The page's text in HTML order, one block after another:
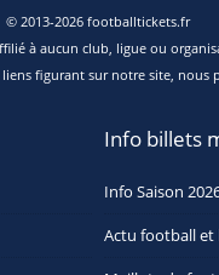
© 2013-2026 footballtickets.fr
à aucun club, ligue ou
figurant sur notre site,
Info billets
Info Saison
Actu football